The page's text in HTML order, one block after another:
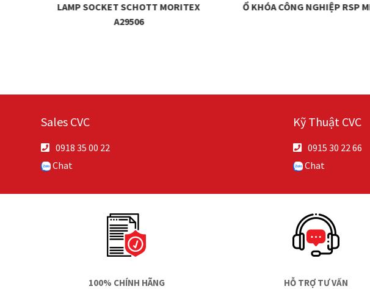
LAMP SOCKET SCHOTT MORITEX
A29506
Ổ KHÓA CÔNG NGHIỆP RSP
Sales CVC
0918 35 00 22
Chat
Kỹ Thuật CVC
0915 30 22 66
Chat
100% CHÍNH HÃNG
HỖ TRỢ TƯ VẤN